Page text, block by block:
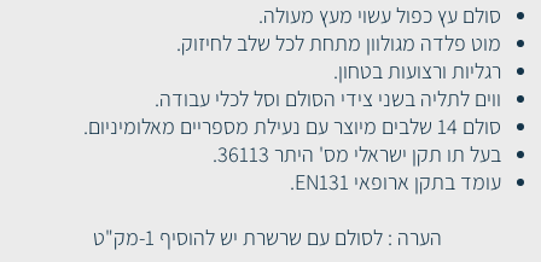
סולם עץ כפול עשוי מעץ מעולה.
מוט פלדה מגולוון מתחת לכל שלב לחיזוק.
רגליות ורצועות בטחון.
ווים לתליה בשני צידי הסולם וסל לכלי עבודה.
סולם 14 שלבים מיוצר עם נעילת מספריים מאלומיניום.
בעל תו תקן ישראלי מס' היתר 36113.
עומד בתקן ארופאי EN131.
הערה : לסולם עם שרשרת יש להוסיף 1-מק"ט